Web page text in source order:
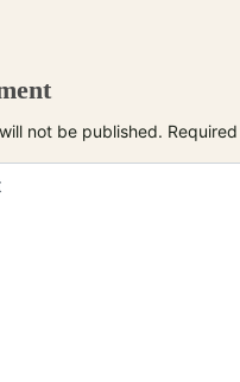
not be published.